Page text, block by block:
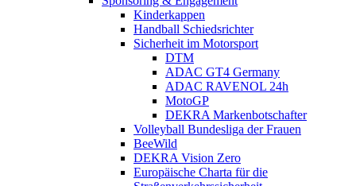
Kinderkappen
Handball Schiedsrichter
Sicherheit im Motorsport
DTM
ADAC GT4 Germany
ADAC RAVENOL 24h
MotoGP
DEKRA Markenbotschafter
Volleyball Bundesliga der Frauen
BeeWild
DEKRA Vision Zero
Europäische Charta für die